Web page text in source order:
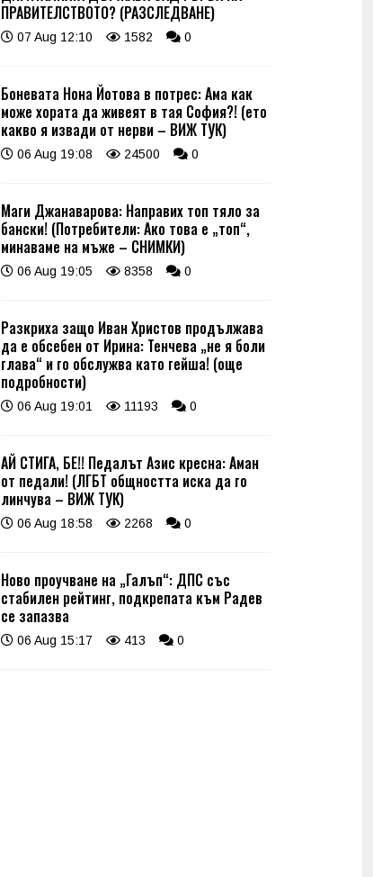
ПРАВИТЕЛСТВОТО? (РАЗСЛЕДВАНЕ)
07 Aug 12:10 1582 0
Боневата Нона Йотова в потрес: Ама как
може хората да живеят в тая София?! (ето
какво я извади от нерви – ВИЖ ТУК)
06 Aug 19:08 24500 0
Маги Джанаварова: Направих топ тяло за
бански! (Потребители: Ако това е „топ“,
минаваме на мъже – СНИМКИ)
06 Aug 19:05 8358 0
Разкриха защо Иван Христов продължава
да е обсебен от Ирина: Тенчева „не я боли
глава“ и го обслужва като гейша! (още
подробности)
06 Aug 19:01 11193 0
АЙ СТИГА, БЕ!! Педалът Азис кресна: Аман
от педали! (ЛГБТ общността иска да го
линчува – ВИЖ ТУК)
06 Aug 18:58 2268 0
Ново проучване на „Галъп“: ДПС със
стабилен рейтинг, подкрепата към Радев
се запазва
06 Aug 15:17 413 0